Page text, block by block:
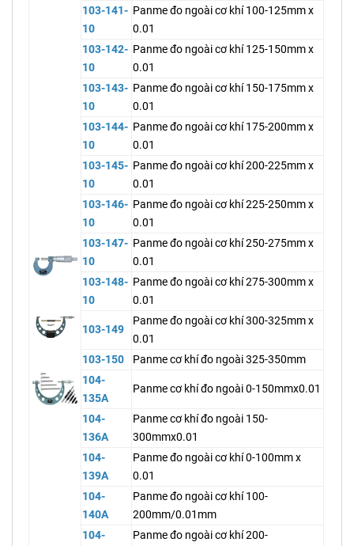
103-141-
10
Panme đo ngoài cơ khí 100-125mm x
0.01
103-142-
10
Panme đo ngoài cơ khí 125-150mm x
0.01
103-143-
10
Panme đo ngoài cơ khí 150-175mm x
0.01
103-144-
10
Panme đo ngoài cơ khí 175-200mm x
0.01
103-145-
10
Panme đo ngoài cơ khí 200-225mm x
0.01
103-146-
10
Panme đo ngoài cơ khí 225-250mm x
0.01
103-147-
10
Panme đo ngoài cơ khí 250-275mm x
0.01
103-148-
10
Panme đo ngoài cơ khí 275-300mm x
0.01
103-149
Panme đo ngoài cơ khí 300-325mm x
0.01
103-150
Panme cơ khí đo ngoài 325-350mm
104-
135A
Panme cơ khí đo ngoài 0-150mmx0.01
104-
136A
Panme cơ khí đo ngoài 150-
300mmx0.01
104-
139A
Panme đo ngoài cơ khí 0-100mm x
0.01
104-
140A
Panme đo ngoài cơ khí 100-
200mm/0.01mm
104-
Panme đo ngoài cơ khí 200-